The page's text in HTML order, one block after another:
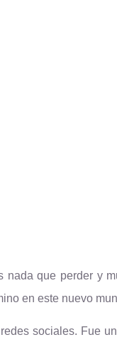
nada que perder y
en este nuevo
sociales. Fue